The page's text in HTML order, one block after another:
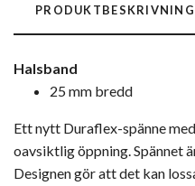
PRODUKTBESKRIVNING
Halsband
25 mm bredd
Ett nytt Duraflex-spänne
oavsiktlig öppning. Spännet
Designen gör att det kan